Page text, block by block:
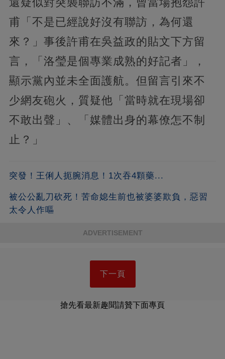
甫「不是已經說好沒有聯訪，為何還
來？」事後許甫在吳益政的貼文下方留
言，「洛瑩是個專業成熟的好記者」，
顯示黨內並未全面護航。但留言引來不
少網友砲火，質疑他「當時就在現場卻
不敢出聲」、「媒體出身的幕僚怎不制
止？」
突發！王俐人扼腕消息！1次吞4顆藥...
被公公亂刀砍死！苦命媳生前也被婆婆欺負，惡習
太令人作嘔
ADVERTISEMENT
下一頁
搶先看最新趣聞請贊下面專頁